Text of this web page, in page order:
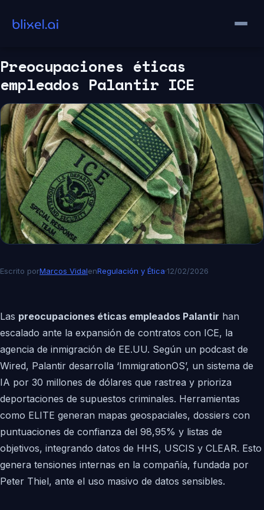
contenido
Preocupaciones éticas
empleados Palantir ICE
Escrito porMarcos VidalenRegulación y Ética·12/02/2026
Las preocupaciones éticas empleados Palantir han
escalado ante la expansión de contratos con ICE, la
agencia de inmigración de EE.UU. Según un podcast de
Wired, Palantir desarrolla ‘ImmigrationOS’, un sistema de
IA por 30 millones de dólares que rastrea y prioriza
deportaciones de supuestos criminales. Herramientas
como ELITE generan mapas geospaciales, dossiers con
puntuaciones de confianza del 98,95% y listas de
objetivos, integrando datos de HHS, USCIS y CLEAR. Esto
genera tensiones internas en la compañía, fundada por
Peter Thiel, ante el uso masivo de datos sensibles.